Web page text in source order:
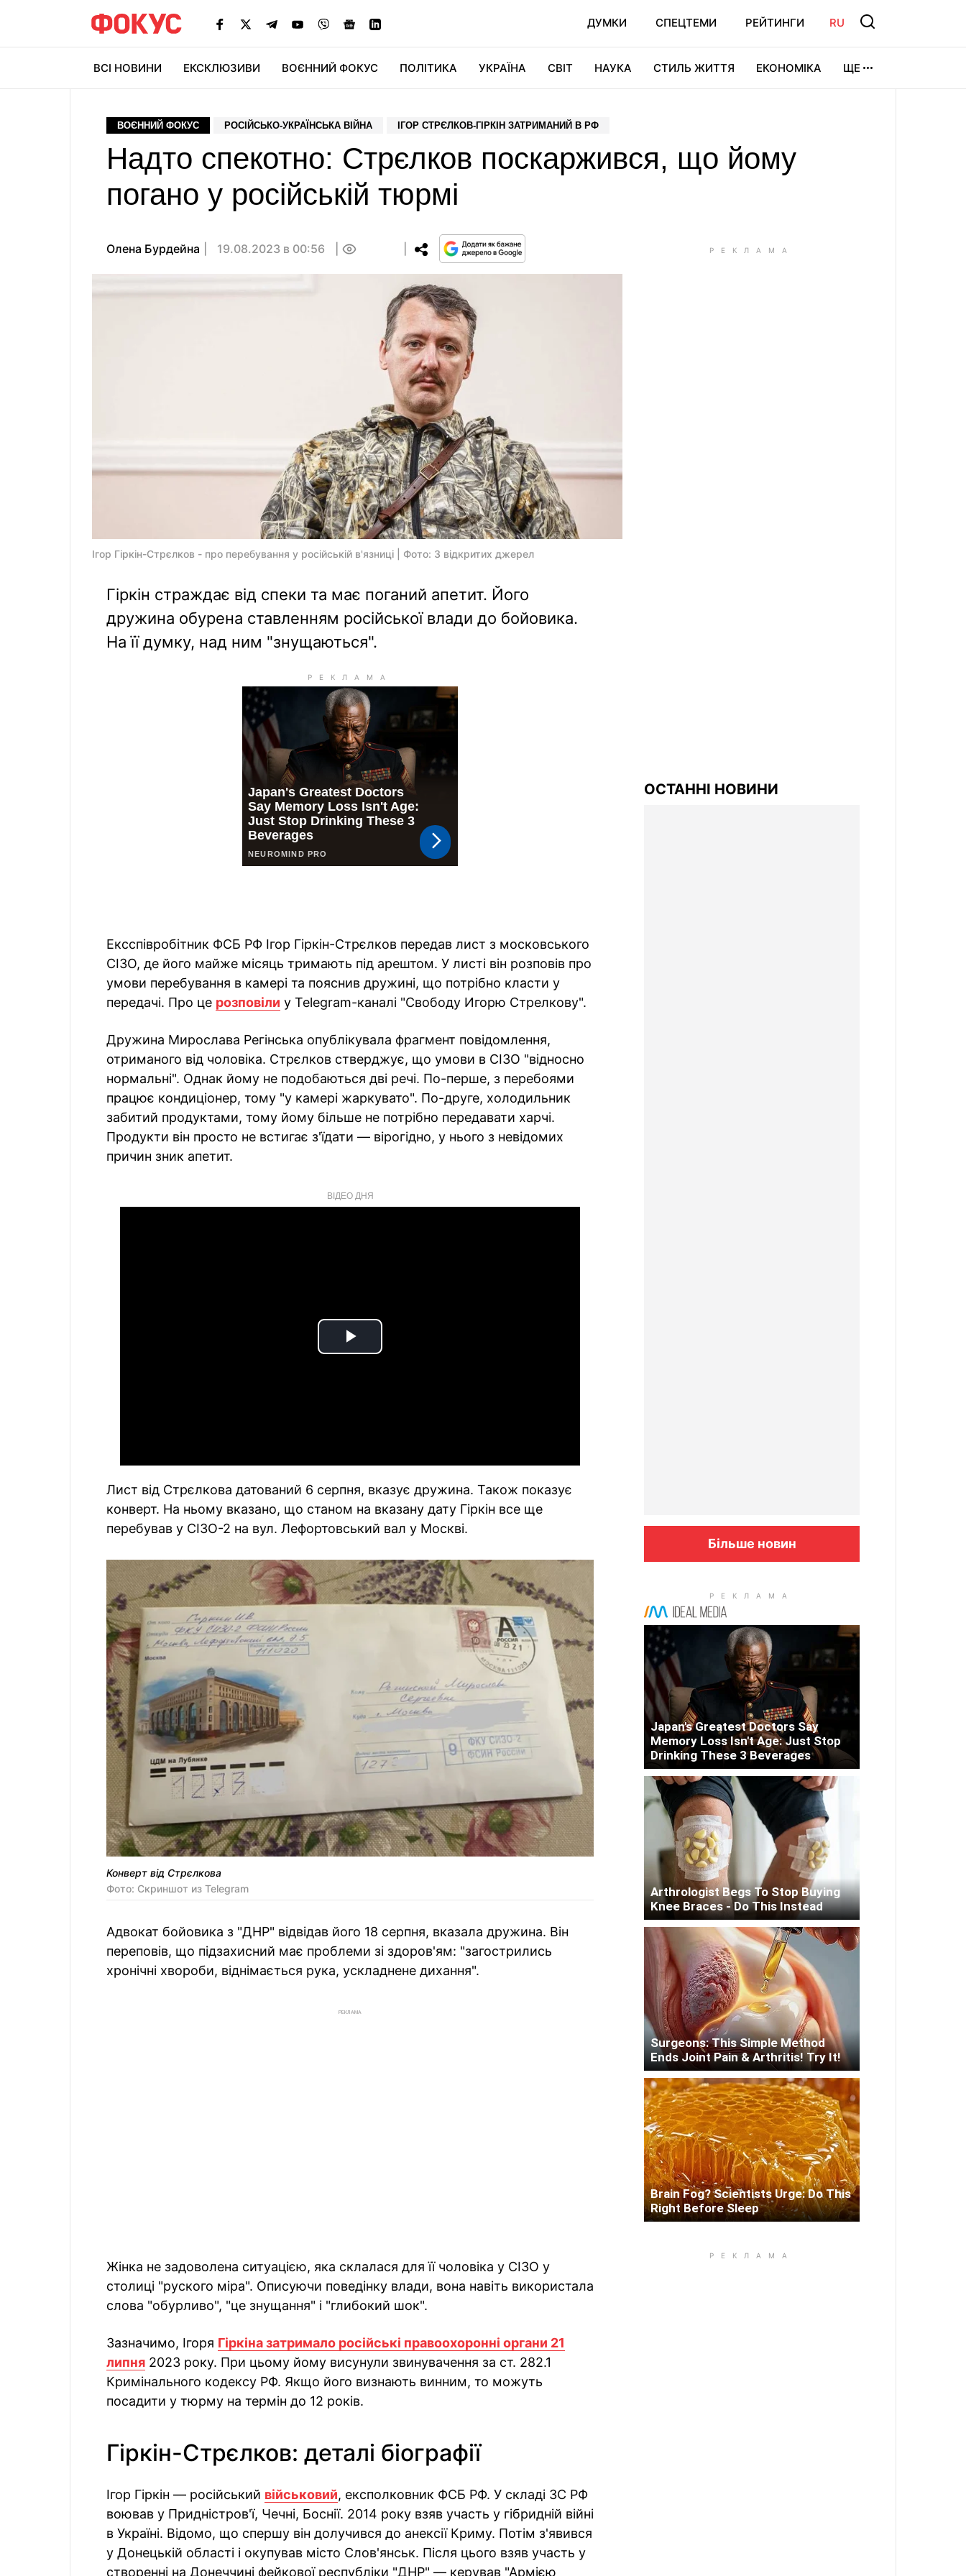
ДУМКИ СПЕЦТЕМИ РЕЙТИНГИ RU
ВСІ НОВИНИ ЕКСКЛЮЗИВИ ВОЄННИЙ ФОКУС ПОЛІТИКА УКРАЇНА СВІТ НАУКА СТИЛЬ ЖИТТЯ ЕКОНОМІКА ЩЕ
ВОЄННИЙ ФОКУС РОСІЙСЬКО-УКРАЇНСЬКА ВІЙНА ІГОР СТРЄЛКОВ-ГІРКІН ЗАТРИМАНИЙ В РФ
Надто спекотно: Стрєлков поскаржився, що йому
погано у російській тюрмі
Олена Бурдейна 19.08.2023 в 00:56
Ігор Гіркін-Стрєлков - про перебування у російській в'язниці | Фото: З відкритих джерел
Гіркін страждає від спеки та має поганий апетит. Його
дружина обурена ставленням російської влади до бойовика.
На її думку, над ним "знущаються".
Ексспівробітник ФСБ РФ Ігор Гіркін-Стрєлков передав лист з московського
СІЗО, де його майже місяць тримають під арештом. У листі він розповів про
умови перебування в камері та пояснив дружині, що потрібно класти у
передачі. Про це розповіли у Telegram-каналі "Свободу Игорю Стрелкову".
Дружина Мирослава Регінська опублікувала фрагмент повідомлення,
отриманого від чоловіка. Стрєлков стверджує, що умови в СІЗО "відносно
нормальні". Однак йому не подобаються дві речі. По-перше, з перебоями
працює кондиціонер, тому "у камері жаркувато". По-друге, холодильник
забитий продуктами, тому йому більше не потрібно передавати харчі.
Продукти він просто не встигає з'їдати — вірогідно, у нього з невідомих
причин зник апетит.
ВІДЕО ДНЯ
Play
Лист від Стрєлкова датований 6 серпня, вказує дружина. Також показує
конверт. На ньому вказано, що станом на вказану дату Гіркін все ще
перебував у СІЗО-2 на вул. Лефортовський вал у Москві.
Конверт від Стрєлкова
Фото: Скриншот из Telegram
Адвокат бойовика з "ДНР" відвідав його 18 серпня, вказала дружина. Він
переповів, що підзахисний має проблеми зі здоров'ям: "загострились
хронічні хвороби, віднімається рука, ускладнене дихання".
РЕКЛАМА
Жінка не задоволена ситуацією, яка склалася для її чоловіка у СІЗО у
столиці "руского міра". Описуючи поведінку влади, вона навіть використала
слова "обурливо", "це знущання" і "глибокий шок".
Зазначимо, Ігоря Гіркіна затримало російські правоохоронні органи 21
липня 2023 року. При цьому йому висунули звинувачення за ст. 282.1
Кримінального кодексу РФ. Якщо його визнають винним, то можуть
посадити у тюрму на термін до 12 років.
Гіркін-Стрєлков: деталі біографії
Ігор Гіркін — російський військовий, експолковник ФСБ РФ. У складі ЗС РФ
воював у Придністров'ї, Чечні, Боснії. 2014 року взяв участь у гібридній війні
в Україні. Відомо, що спершу він долучився до анексії Криму. Потім з'явився
у Донецькій області і окупував місто Слов'янськ. Після цього взяв участь у
створенні на Донеччині фейкової республіки "ДНР" — керував "Армією
ОСТАННІ НОВИНИ
Більше новин
Japan's Greatest Doctors Say
Memory Loss Isn't Age: Just Stop
Drinking These 3 Beverages
Arthrologist Begs To Stop Buying
Knee Braces - Do This Instead
Surgeons: This Simple Method
Ends Joint Pain & Arthritis! Try It!
Brain Fog? Scientists Urge: Do This
Right Before Sleep